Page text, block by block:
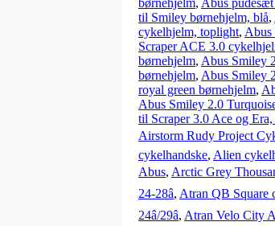
børnehjelm, Abus
til Smiley børnehjelm, blå,
cykelhjelm, toplight, Abus
Scraper ACE 3.0
børnehjelm, Abus Smiley
børnehjelm, Abus Smiley
royal green børnehjelm,
Abus Smiley 2.0
til Scraper 3.0 Ace og
Airstorm Rudy Project
cykelhandske, Alien
Abus, Arctic Grey
24-28â, Atran QB Square
24â/29â, Atran Velo City